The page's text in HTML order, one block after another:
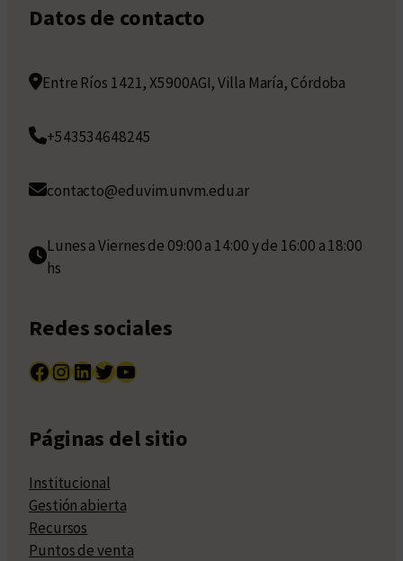
Datos de contacto
Entre Ríos 1421, X5900AGI, Villa María, Córdoba
+543534648245
contacto@eduvim.unvm.edu.ar
Lunes a Viernes de 09:00 a 14:00 y de 16:00 a 18:00
hs
Redes sociales
Facebook InstagramLinkedIn Twitter YouTube
Páginas del sitio
Institucional
Gestión abierta
Recursos
Puntos de venta